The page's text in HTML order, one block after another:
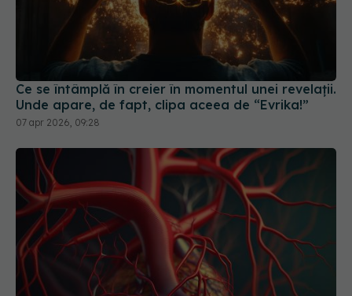
Ce se întâmplă în creier în momentul unei revelații.
Unde apare, de fapt, clipa aceea de “Evrika!”
07 apr 2026, 09:28